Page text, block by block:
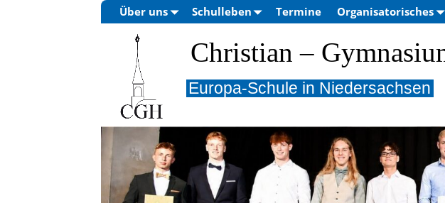
Über uns Schulleben Termine Organisatorisches
Christian –
Europa-Schule in Niedersachsen